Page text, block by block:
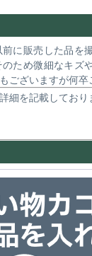
に販売した品を
ため微細なキズ
ございますが何卒
細を記載しており